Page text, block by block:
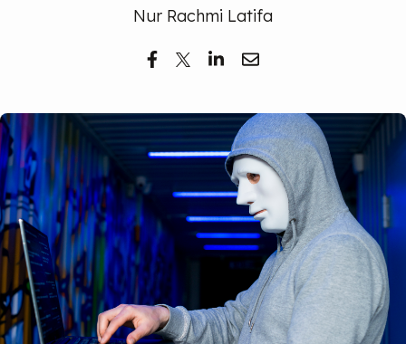
Nur Rachmi Latifa